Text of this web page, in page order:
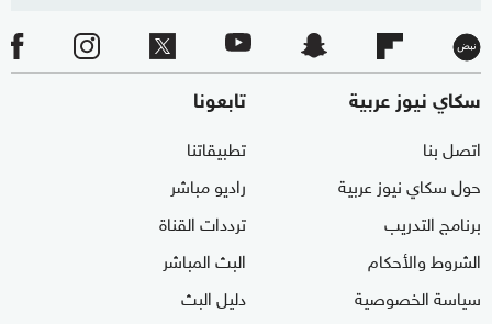
سكاي نيوز عربية
اتصل بنا
حول سكاي نيوز عربية
برنامج التدريب
الشروط والأحكام
سياسة الخصوصية
تابعونا
تطبيقاتنا
راديو مباشر
ترددات القناة
البث المباشر
دليل البث